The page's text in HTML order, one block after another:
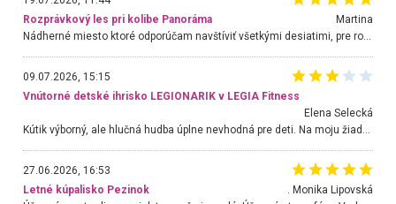
Rozprávkový les pri kolibe Panoráma
Martina
Nádherné miesto ktoré odporúčam navštíviť všetkými desiatimi, pre rodiny s deťmi, dôchodcom... Proste a jednoducho ozaj rozprávkový les.. určite ešte prídeme. Odniesli sme si na pamiatku krásne tričká,
09.07.2026, 15:15
Vnútorné detské ihrisko LEGIONARIK v LEGIA Fitness
Elena Selecká
Kútik výborný, ale hlučná hudba úplne nevhodná pre deti. Na moju žiadosť o aspoň sušenie nereagovali.
27.06.2026, 16:53
Letné kúpalisko Pezinok
. Monika Lipovská